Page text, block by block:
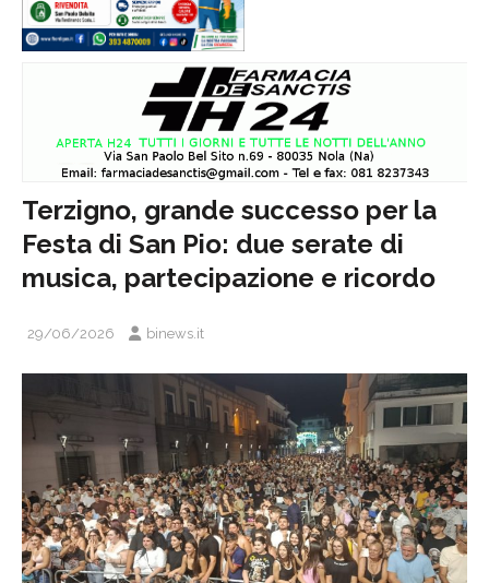
Terzigno, grande successo per la
Festa di San Pio: due serate di
musica, partecipazione e ricordo
29/06/2026 binews.it